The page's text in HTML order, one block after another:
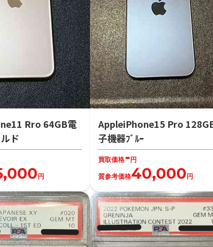
Rro 64GB電
ド
円
AppleiPhone15 Pro
子機器ﾌﾞﾙｰ
買取価格-円
質参考価格40,000円